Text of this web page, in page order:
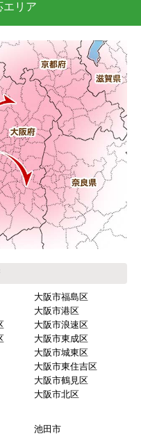
エリア
大阪市福島区
大阪市港区
大阪市浪速区
大阪市東成区
大阪市城東区
大阪市東住吉区
大阪市鶴見区
大阪市北区
池田市